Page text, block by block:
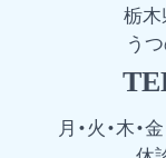
栃
う
月・火・木・